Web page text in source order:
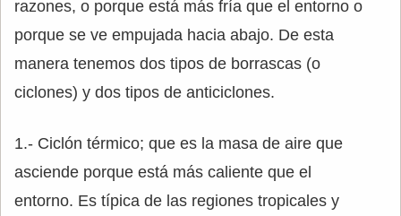
razones, o porque está más fría que el entorno o
porque se ve empujada hacia abajo. De esta
manera tenemos dos tipos de borrascas (o
ciclones) y dos tipos de anticiclones.
1.- Ciclón térmico; que es la masa de aire que
asciende porque está más caliente que el
entorno. Es típica de las regiones tropicales y